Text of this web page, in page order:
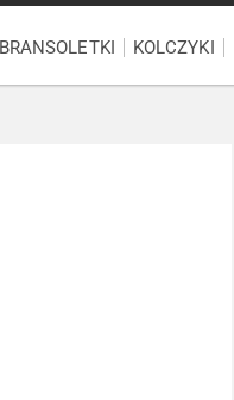
BRANSOLETKI KOLCZYKI